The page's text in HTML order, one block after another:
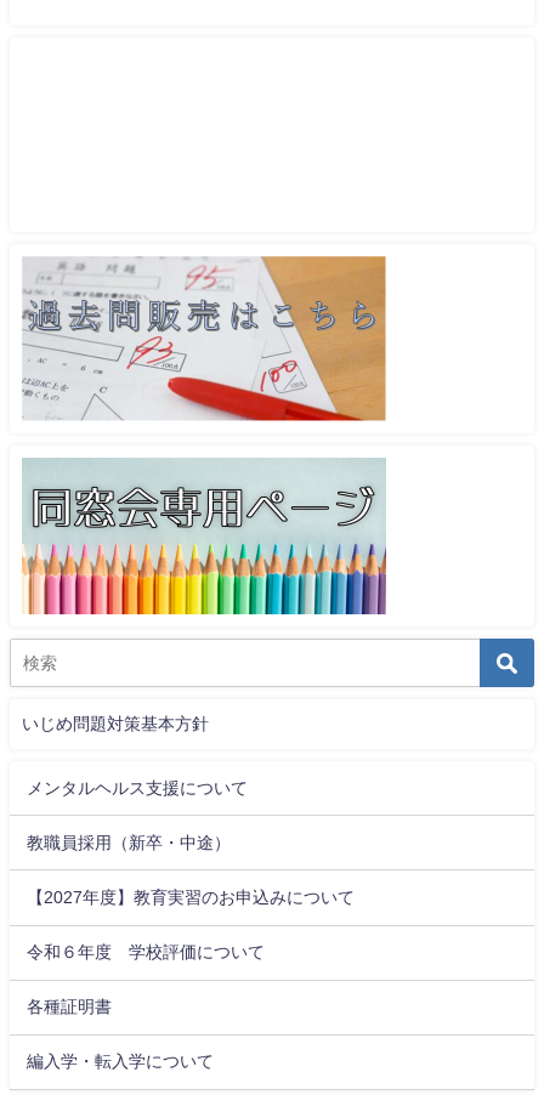
いじめ問題対策基本方針
メンタルヘルス支援について
教職員採用（新卒・中途）
【2027年度】教育実習のお申込みについて
令和６年度 学校評価について
各種証明書
編入学・転入学について